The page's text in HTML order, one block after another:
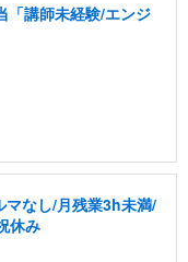
「講師未経験/エンジ
マなし/月残業3h未満/
休み